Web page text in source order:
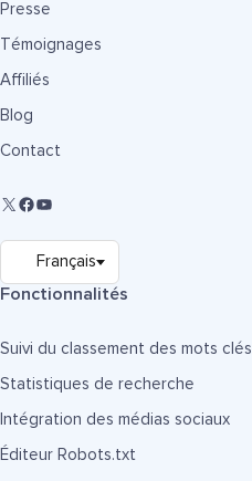
Presse
Témoignages
Affiliés
Blog
Contact
Fonctionnalités
Suivi du classement des mots clés
Statistiques de recherche
Intégration des médias sociaux
Éditeur Robots.txt